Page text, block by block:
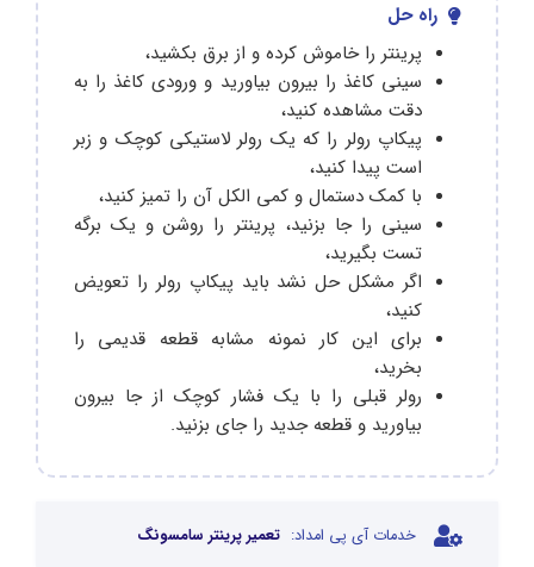
راه حل
پرینتر را خاموش کرده و از برق بکشید،
سینی کاغذ را بیرون بیاورید و ورودی کاغذ را به
دقت مشاهده کنید،
پیکاپ رولر را که یک رولر لاستیکی کوچک و زبر
است پیدا کنید،
با کمک دستمال و کمی الکل آن را تمیز کنید،
سینی را جا بزنید، پرینتر را روشن و یک برگه
تست بگیرید،
اگر مشکل حل نشد باید پیکاپ رولر را تعویض
کنید،
برای این کار نمونه مشابه قطعه قدیمی را
بخرید،
رولر قبلی را با یک فشار کوچک از جا بیرون
بیاورید و قطعه جدید را جای بزنید.
خدمات آی پی امداد: تعمیر پرینتر سامسونگ